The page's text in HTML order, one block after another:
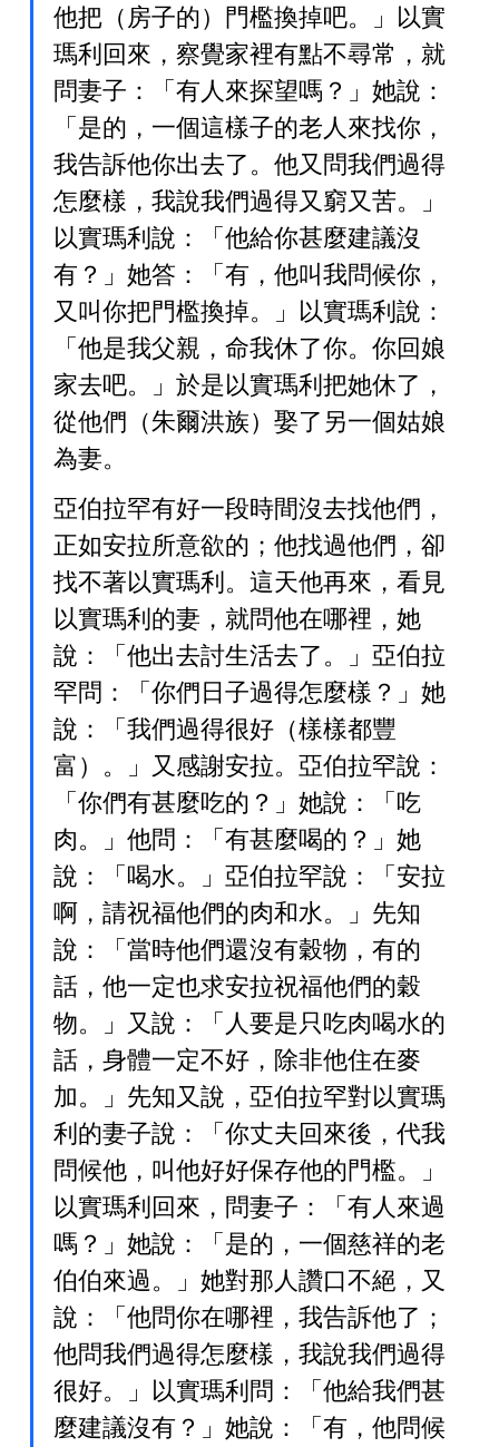
他把（房子的）門檻換掉吧。」以實
瑪利回來，察覺家裡有點不尋常，就
問妻子：「有人來探望嗎？」她說：
「是的，一個這樣子的老人來找你，
我告訴他你出去了。他又問我們過得
怎麼樣，我說我們過得又窮又苦。」
以實瑪利說：「他給你甚麼建議沒
有？」她答：「有，他叫我問候你，
又叫你把門檻換掉。」以實瑪利說：
「他是我父親，命我休了你。你回娘
家去吧。」於是以實瑪利把她休了，
從他們（朱爾洪族）娶了另一個姑娘
為妻。
亞伯拉罕有好一段時間沒去找他們，
正如安拉所意欲的；他找過他們，卻
找不著以實瑪利。這天他再來，看見
以實瑪利的妻，就問他在哪裡，她
說：「他出去討生活去了。」亞伯拉
罕問：「你們日子過得怎麼樣？」她
說：「我們過得很好（樣樣都豐
富）。」又感謝安拉。亞伯拉罕說：
「你們有甚麼吃的？」她說：「吃
肉。」他問：「有甚麼喝的？」她
說：「喝水。」亞伯拉罕說：「安拉
啊，請祝福他們的肉和水。」先知
說：「當時他們還沒有穀物，有的
話，他一定也求安拉祝福他們的穀
物。」又說：「人要是只吃肉喝水的
話，身體一定不好，除非他住在麥
加。」先知又說，亞伯拉罕對以實瑪
利的妻子說：「你丈夫回來後，代我
問候他，叫他好好保存他的門檻。」
以實瑪利回來，問妻子：「有人來過
嗎？」她說：「是的，一個慈祥的老
伯伯來過。」她對那人讚口不絕，又
說：「他問你在哪裡，我告訴他了；
他問我們過得怎麼樣，我說我們過得
很好。」以實瑪利問：「他給我們甚
麼建議沒有？」她說：「有，他問候